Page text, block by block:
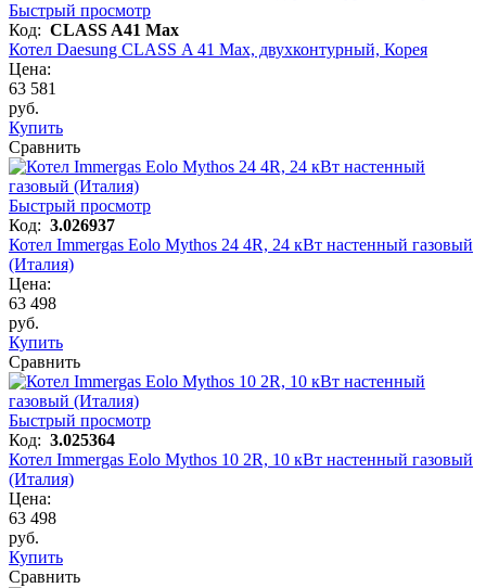
Быстрый просмотр
Код: CLASS A41 Max
Котел Daesung CLASS A 41 Max, двухконтурный, Корея
Цена:
63 581
руб.
Купить
Сравнить
Быстрый просмотр
Код: 3.026937
Котел Immergas Eolo Mythos 24 4R, 24 кВт настенный газовый
(Италия)
Цена:
63 498
руб.
Купить
Сравнить
Быстрый просмотр
Код: 3.025364
Котел Immergas Eolo Mythos 10 2R, 10 кВт настенный газовый
(Италия)
Цена:
63 498
руб.
Купить
Сравнить